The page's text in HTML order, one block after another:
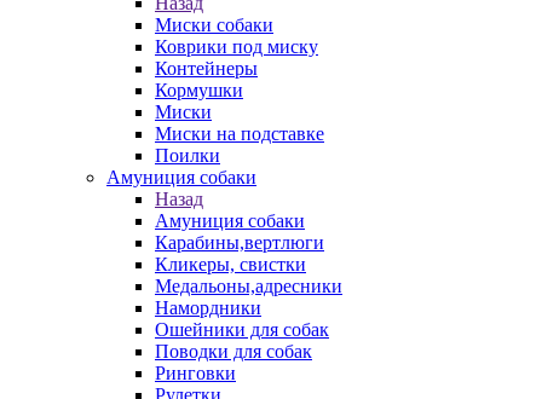
Миски собаки
Коврики под миску
Контейнеры
Кормушки
Миски
Миски на подставке
Поилки
Амуниция собаки
Назад
Амуниция собаки
Карабины,вертлюги
Кликеры, свистки
Медальоны,адресники
Намордники
Ошейники для собак
Поводки для собак
Ринговки
Рулетки